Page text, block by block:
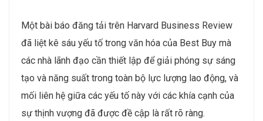
Một bài báo đăng tải trên Harvard Business Review
đã liệt kê sáu yếu tố trong văn hóa của Best Buy mà
các nhà lãnh đạo cần thiết lập để giải phóng sự sáng
tạo và năng suất trong toàn bộ lực lượng lao động, và
mối liên hệ giữa các yếu tố này với các khía cạnh của
sự thịnh vượng đã được đề cập là rất rõ ràng.